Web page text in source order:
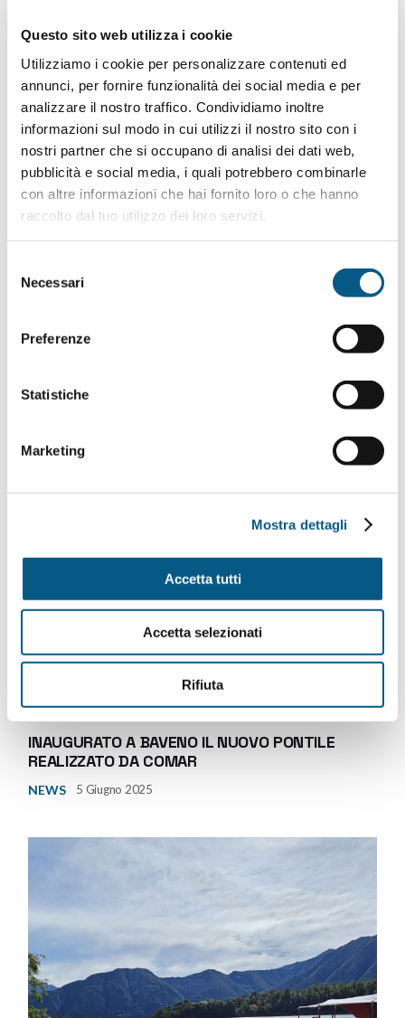
Questo sito web utilizza i cookie
Utilizziamo i cookie per personalizzare contenuti ed
annunci, per fornire funzionalità dei social media e per
analizzare il nostro traffico. Condividiamo inoltre
informazioni sul modo in cui utilizzi il nostro sito con i
nostri partner che si occupano di analisi dei dati web,
pubblicità e social media, i quali potrebbero combinarle
con altre informazioni che hai fornito loro o che hanno
raccolto dal tuo utilizzo dei loro servizi.
delNecessari
Preferenze
Statistiche
Marketing
Mostra dettagli
Accetta tutti
Accetta selezionati
Rifiuta
COMAR PARTECIPA AL SALVATAGGIO DEL PORTO
DI PORTO VALTRAVAGLIA
NEWS 29 Novembre 2023
INAUGURATO A BAVENO IL NUOVO PONTILE
REALIZZATO DA COMAR
NEWS 5 Giugno 2025